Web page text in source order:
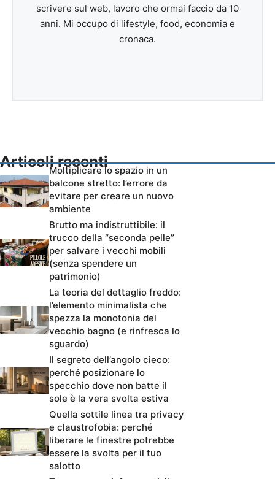
scrivere sul web, lavoro che ormai faccio da 10
anni. Mi occupo di lifestyle, food, economia e
cronaca.
Articoli recenti
Moltiplicare lo spazio in un
balcone stretto: l’errore da
evitare per creare un nuovo
ambiente
Brutto ma indistruttibile: il
trucco della “seconda pelle”
per salvare i vecchi mobili
(senza spendere un
patrimonio)
La teoria del dettaglio freddo:
l’elemento minimalista che
spezza la monotonia del
vecchio bagno (e rinfresca lo
sguardo)
Il segreto dell’angolo cieco:
perché posizionare lo
specchio dove non batte il
sole è la vera svolta estiva
Quella sottile linea tra privacy
e claustrofobia: perché
liberare le finestre potrebbe
essere la svolta per il tuo
salotto